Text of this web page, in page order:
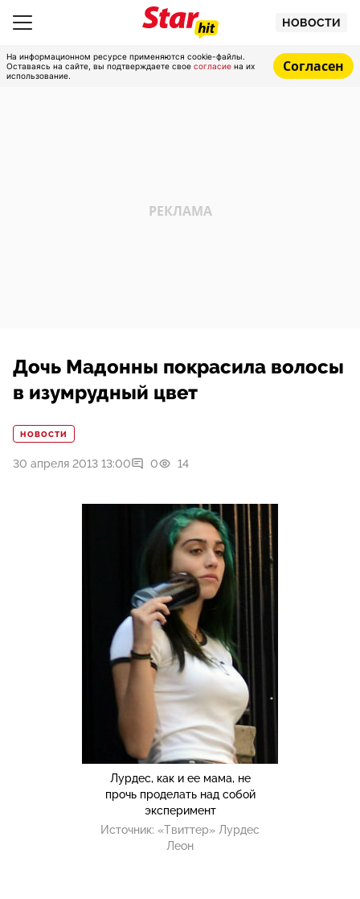
НОВОСТИ
На информационном ресурсе применяются cookie-файлы.
Оставаясь на сайте, вы подтверждаете свое согласие на их
использование.
Согласен
Дочь Мадонны покрасила волосы
в изумрудный цвет
НОВОСТИ
30 апреля 2013 13:00 0 14
Лурдес, как и ее мама, не
прочь проделать над собой
эксперимент
Источник: «Твиттер» Лурдес
Леон